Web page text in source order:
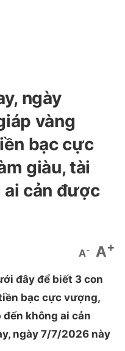
ngày
vàng
bạc cực
giàu, tài
ai cản được
A- A+
đây để biết 3 con
bạc cực vượng,
không ai cản
ngày 7/7/2026 này